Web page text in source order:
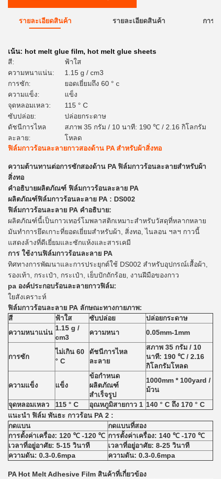
รายละเอียดสินค้า รายละเอียดสินค้า การ
เน้น: hot melt glue film, hot melt glue sheets
สี:
ฟ้าใส
ความหนาแน่น:
1.15 g / cm3
การซัก:
ยอดเยี่ยมถึง 60 ° c
ความแข็ง:
แข็ง
จุดหลอมเหลว:
115 ° C
ซับปล่อย:
ปล่อยกระดาษ
ดัชนีการไหล
ละลาย:
สภาพ 35 กรัม / 10 นาที: 190 ℃ / 2.16 กิโลกรัม
โหลด
ฟิล์มกาวร้อนละลายกาวสองด้าน PA สำหรับผ้าสิ่งทอ
ความต้านทานต่อการซักสองด้าน PA ฟิล์มกาวร้อนละลายสำหรับผ้า
สิ่งทอ
คำอธิบายผลิตภัณฑ์ ฟิล์มกาวร้อนละลาย PA
ผลิตภัณฑ์ฟิล์มกาวร้อนละลาย PA : DS002
ฟิล์มกาวร้อนละลาย PA คำอธิบาย:
ผลิตภัณฑ์นี้เป็นกาวเทอร์โมพลาสติกเหมาะสำหรับวัสดุที่หลากหลาย
มันทำการยึดเกาะที่ยอดเยี่ยมสำหรับผ้า, สิ่งทอ, ไนลอน ฯลฯ กาวนี้
แสดงล้างที่ดีเยี่ยมและซักแห้งและสารเคมี
การ ใช้งานฟิล์มกาวร้อนละลาย PA
ทิศทางการพัฒนาและการประยุกต์ใช้ DS002 สำหรับอุปกรณ์เสื้อผ้า,
รองเท้า, กระเป๋า, กระเป๋า, เย็บปักถักร้อย, งานฝีมือของกาว
pa องค์ประกอบร้อนละลายกาวฟิล์ม:
ใยสังเคราะห์
ฟิล์มกาวร้อนละลาย PA ลักษณะทางกายภาพ:
สี
ฟ้าใส ซับปล่อย
ปล่อยกระดาษ
ความหนาแน่น
1.15 g /
cm3
ความหนา 0.05mm-1mm
การซัก
ไม่เกิน 60
° C
ดัชนีการไหล
ละลาย
สภาพ 35 กรัม / 10
นาที: 190 ℃ / 2.16
กิโลกรัมโหลด
ความแข็ง แข็ง
ข้อกำหนด
ผลิตภัณฑ์
สำเร็จรูป
1000mm * 100yard /
ม้วน
จุดหลอมเหลว
115 ° C อุณหภูมิสายกาว 1 140 ° C ถึง 170 ° C
แนะนำ ฟิล์ม พันธะ กาวร้อน PA 2 :
กดแบน
กดแบนที่สอง
การตั้งค่าเครื่อง: 120 ℃ -120 ℃ การตั้งค่าเครื่อง: 140 ℃ -170 ℃
เวลาที่อยู่อาศัย: 5-15 วินาที
เวลาที่อยู่อาศัย: 8-25 วินาที
ความดัน: 0.3-0.6mpa
ความดัน: 0.3-0.6mpa
PA Hot Melt Adhesive Film สินค้าที่เกี่ยวข้อง